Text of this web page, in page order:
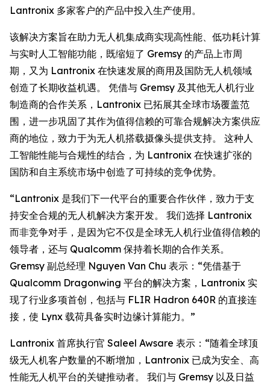
Lantronix 多家客户的产品中投入生产使用。
该解决方案旨在助力无人机集成商实现高性能、低功耗计算
与实时人工智能功能，既缩短了 Gremsy 的产品上市周
期，又为 Lantronix 在快速发展的商用及国防无人机领域
创造了长期收益机遇。 凭借与 Gremsy 及其他无人机行业
制造商的合作关系，Lantronix 已拓展其全球市场覆盖范
围，进一步巩固了其作为值得信赖的可靠合规解决方案供应
商的地位，致力于为无人机搭载摄像头提供支持。 这种人
工智能性能与合规性的结合，为 Lantronix 在快速扩张的
国防和自主系统市场中创造了可持续的竞争优势。
“Lantronix 是我们下一代平台的重要合作伙伴，致力于支
持安全合规的无人机解决方案开发。 我们选择 Lantronix
而非竞争对手，是因为它不仅是全球无人机行业值得信赖的
领导者，还与 Qualcomm 保持着长期的合作关系。
Gremsy 副总经理 Nguyen Van Chu 表示：“凭借基于
Qualcomm Dragonwing 平台的解决方案，Lantronix 实
现了行业多项首创，包括与 FLIR Hadron 640R 的直接连
接，使 Lynx 载荷具备实时边缘计算能力。”
Lantronix 首席执行官 Saleel Awsare 表示：“随着全球顶
级无人机客户数量的不断增加，Lantronix 已成为安全、高
性能无人机平台的关键推动者。 我们与 Gremsy 以及日益